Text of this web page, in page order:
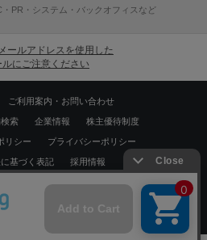
・PR・システム・バックオフィスなど
ールアドレスを使用した
にご注意ください
ご利用案内・お問い合わせ
検索 企業情報 株主優待制度
リシー プライバシーポリシー
基づく表記 採用情報
CO.,LTD. All rights reserved.
トフォン ｜PC